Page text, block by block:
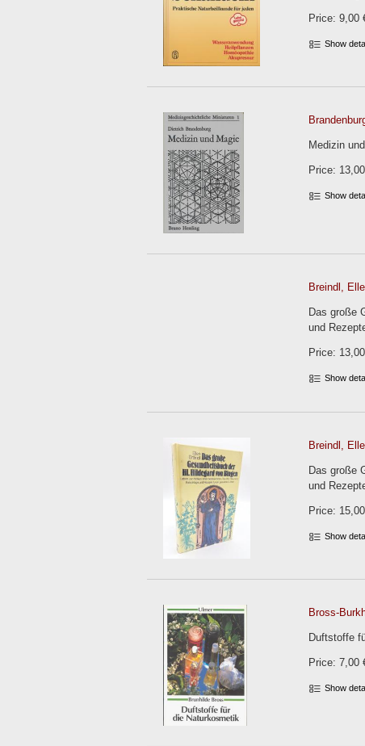
Price: 9,00
Show
Medizin
Price:
Show
Breindl,
Das große
und
Price:
Show
Breindl,
Das große
und
Price:
Show
Bross-
Duftstoffe
Price: 7,00
Show